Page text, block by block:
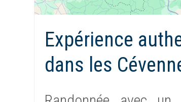
Expérience
dans les